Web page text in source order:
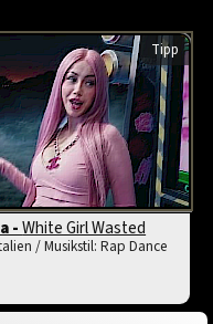
Tipp
-White Girl Wasted
/ Musikstil: Rap Dance